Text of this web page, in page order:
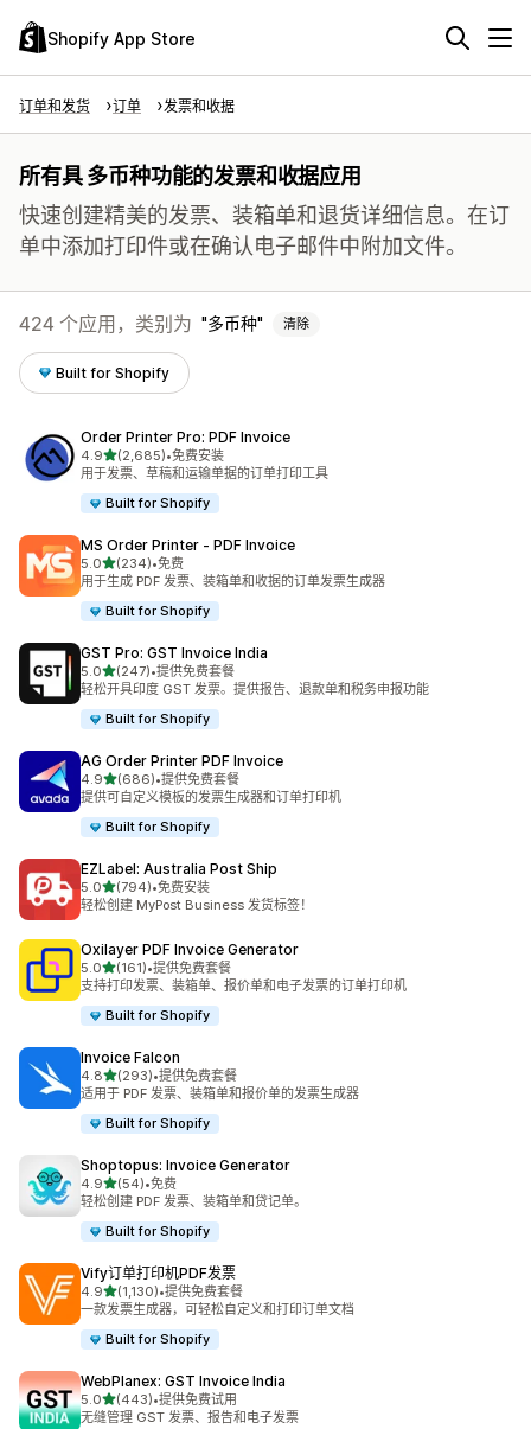
Shopify App Store
订单和发货 订单 发票和收据
所有具 多币种功能的发票和收据应用
快速创建精美的发票、装箱单和退货详细信息。在订
单中添加打印件或在确认电子邮件中附加文件。
424 个应用，类别为 多币种 清除
Built for Shopify
Order Printer Pro: PDF Invoice
4.9星（满分 5 星）
(2,685)
总共 2685 条评论
•免费安装
用于发票、草稿和运输单据的订单打印工具
Built for Shopify
MS Order Printer ‑ PDF Invoice
5.0星（满分 5 星）
(234)
总共 234 条评论
•免费
用于生成 PDF 发票、装箱单和收据的订单发票生成器
Built for Shopify
GST Pro: GST Invoice India
5.0星（满分 5 星）
(247)
总共 247 条评论
•提供免费套餐
轻松开具印度 GST 发票。提供报告、退款单和税务申报功能
Built for Shopify
AG Order Printer PDF Invoice
4.9星（满分 5 星）
(686)
总共 686 条评论
•提供免费套餐
提供可自定义模板的发票生成器和订单打印机
Built for Shopify
EZLabel: Australia Post Ship
5.0星（满分 5 星）
(794)
总共 794 条评论
•免费安装
轻松创建 MyPost Business 发货标签！
Oxilayer PDF Invoice Generator
5.0星（满分 5 星）
(161)
总共 161 条评论
•提供免费套餐
支持打印发票、装箱单、报价单和电子发票的订单打印机
Built for Shopify
Invoice Falcon
4.8星（满分 5 星）
(293)
总共 293 条评论
•提供免费套餐
适用于 PDF 发票、装箱单和报价单的发票生成器
Built for Shopify
Shoptopus: Invoice Generator
4.9星（满分 5 星）
(54)
总共 54 条评论
•免费
轻松创建 PDF 发票、装箱单和贷记单。
Built for Shopify
Vify订单打印机PDF发票
4.9星（满分 5 星）
(1,130)
总共 1130 条评论
•提供免费套餐
一款发票生成器，可轻松自定义和打印订单文档
Built for Shopify
WebPlanex: GST Invoice India
5.0星（满分 5 星）
(443)
总共 443 条评论
•提供免费试用
无缝管理 GST 发票、报告和电子发票